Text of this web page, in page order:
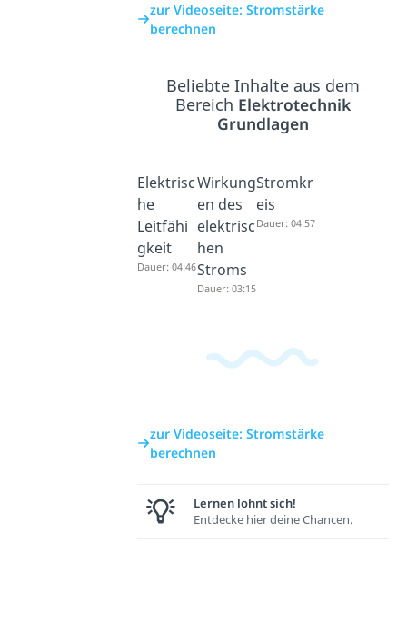
zur Videoseite: Stromstärke
berechnen
Beliebte Inhalte aus dem
Bereich Elektrotechnik
Grundlagen
Elektrisc
he
Leitfähi
gkeit
Dauer: 04:46
Wirkung
en des
elektrisc
hen
Stroms
Dauer: 03:15
Stromkr
eis
Dauer: 04:57
zur Videoseite: Stromstärke
berechnen
Lernen lohnt sich!
Entdecke hier deine Chancen.